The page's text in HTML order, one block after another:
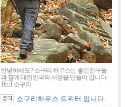
안녕하세요? 소구리 하우스는 좋은친구들
과 함께 대한민국의 서정을 만들어 갑니다.
소구리
소구리하우스 트위터 입니다.